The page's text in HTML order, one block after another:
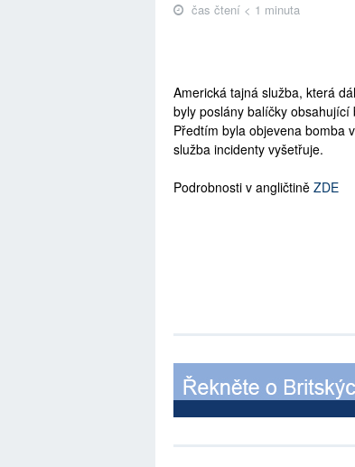
čas čtení < 1 minuta
Americká tajná služba, která
byly poslány balíčky
Předtím byla objevena bomba
služba incidenty vyšetřuje.
Podrobnosti v angličtině ZDE